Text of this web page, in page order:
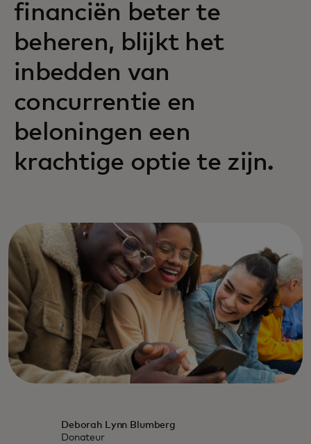
financiën beter te
beheren, blijkt het
inbedden van
concurrentie en
beloningen een
krachtige optie te zijn.
Deborah Lynn Blumberg
Donateur